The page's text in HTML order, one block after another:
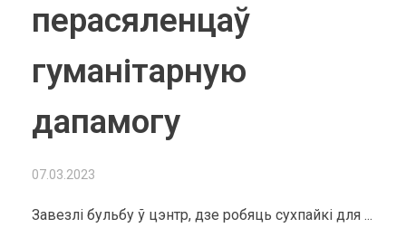
перасяленцаў
гуманітарную
дапамогу
07.03.2023
Завезлі бульбу ў цэнтр, дзе робяць сухпайкі для ...